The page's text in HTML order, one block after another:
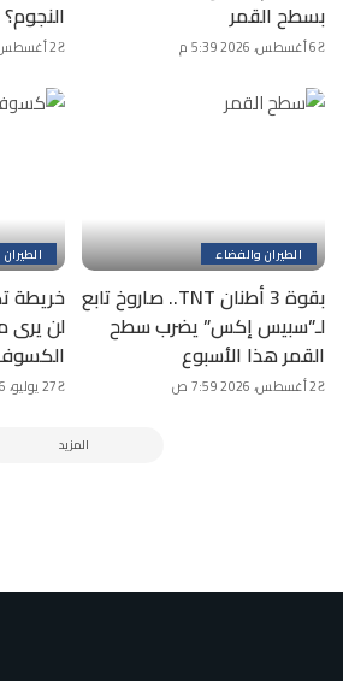
بسطح القمر
6 أغسطس، 2026 5:39 م
النجوم؟
2 أغسطس، 2026 4:59 م
الطيران والفضاء
بقوة 3 أطنان TNT.. صاروخ تابع
لـ”سبيس إكس” يضرب سطح
القمر هذا الأسبوع
2 أغسطس، 2026 7:59 ص
خريطة
لن يرى
27 يوليو، 2026 11:25 ص
المزيد